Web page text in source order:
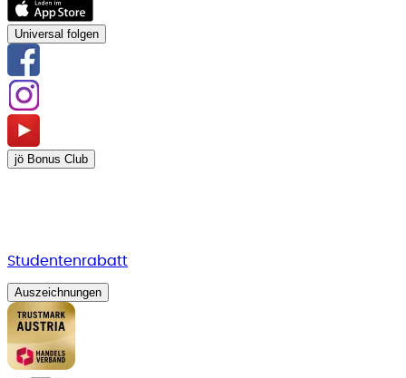
Universal folgen
jö Bonus Club
Studentenrabatt
Auszeichnungen